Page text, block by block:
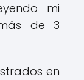
mi
de 3
en